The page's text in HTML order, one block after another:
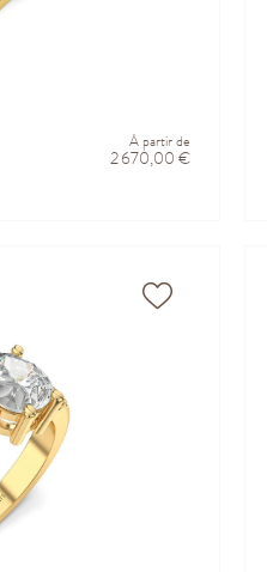
À partir de
2 670,00 €